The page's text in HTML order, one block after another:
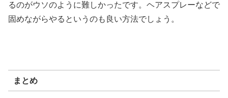
るのがウソのように難しかったです。ヘアスプレーなどで
固めながらやるというのも良い方法でしょう。
まとめ